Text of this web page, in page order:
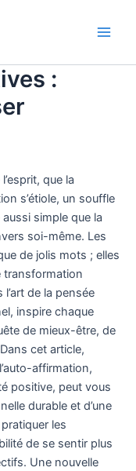
:
que la
s’étiole, un souffle
simple que la
soi-même. Les
de jolis mots ; elles
transformation
de la pensée
inspire chaque
de mieux-être, de
cet article,
affirmation,
positive, peut vous
durable et d’une
les
de se sentir plus
Une nouvelle